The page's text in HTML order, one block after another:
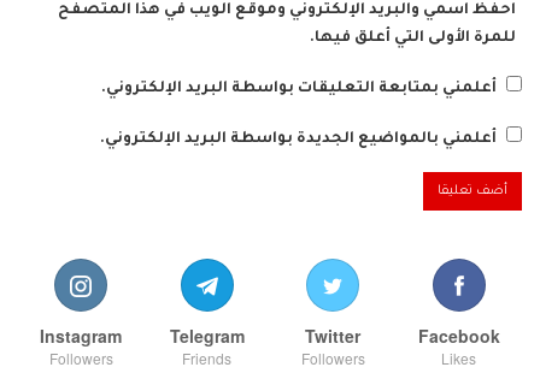
احفظ اسمي والبريد الإلكتروني وموقع الويب في هذا المتصفح
للمرة الأولى التي أعلق فيها.
أعلمني بمتابعة التعليقات بواسطة البريد الإلكتروني.
أعلمني بالمواضيع الجديدة بواسطة البريد الإلكتروني.
Facebook
Likes
Twitter
Followers
Telegram
Friends
Instagram
Followers